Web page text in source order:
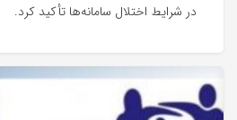
در شرایط اختلال سامانه‌ها تأکید کرد.